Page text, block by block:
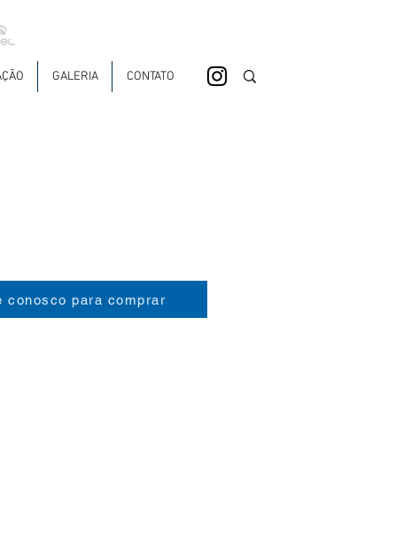
GALERIA CONTATO
conosco para comprar